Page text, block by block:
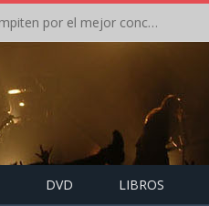
Crónica: In Flames y The Baboon Show compiten por el mejor concierto del día en el Leyendas del Rock – Viernes – Agosto 2026
DVD LIBROS